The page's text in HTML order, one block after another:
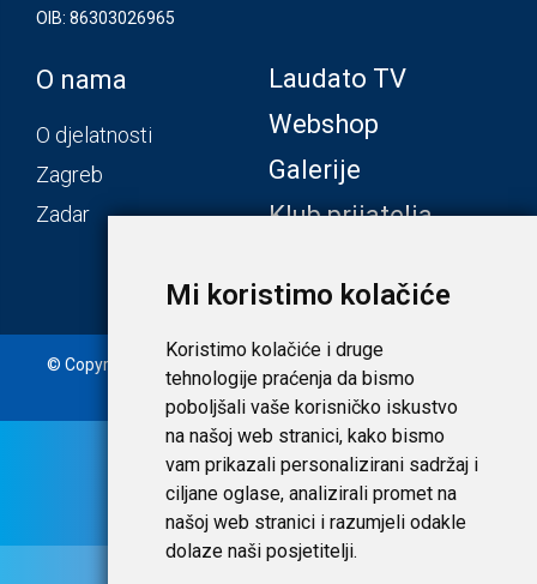
Mi koristimo kolačiće
Koristimo kolačiće i druge
tehnologije praćenja da bismo
poboljšali vaše korisničko iskustvo
na našoj web stranici, kako bismo
vam prikazali personalizirani sadržaj i
ciljane oglase, analizirali promet na
našoj web stranici i razumjeli odakle
dolaze naši posjetitelji.
OIB: 86303026965
O nama
O djelatnosti
Zagreb
Zadar
Laudato TV
Webshop
Galerije
Klub prijatelja
© Copyright 2020. Laudato d.o.o. | Tečaj konverzije: 1 EUR =
7,53450 HRK | Uvjeti i privatnost